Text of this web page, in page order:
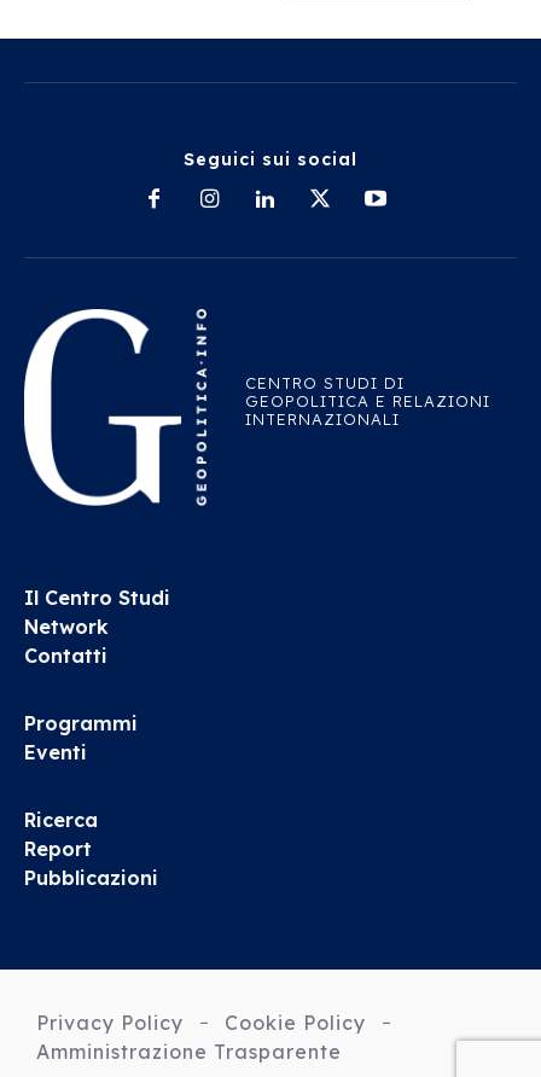
Seguici sui social
CENTRO STUDI DI
GEOPOLITICA E RELAZIONI
INTERNAZIONALI
Il Centro Studi
Network
Contatti
Programmi
Eventi
Ricerca
Report
Pubblicazioni
Privacy Policy
Cookie Policy
Amministrazione Trasparente